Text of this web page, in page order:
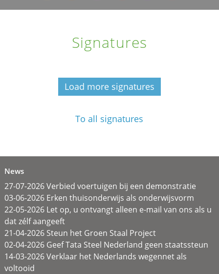
Signatures
Load more signatures
To all signatures
News
27-07-2026 Verbied voertuigen bij een demonstratie
03-06-2026 Erken thuisonderwijs als onderwijsvorm
22-05-2026 Let op, u ontvangt alleen e-mail van ons als u
dat zélf aangeeft
21-04-2026 Steun het Groen Staal Project
02-04-2026 Geef Tata Steel Nederland geen staatssteun
14-03-2026 Verklaar het Nederlands wegennet als
voltooid